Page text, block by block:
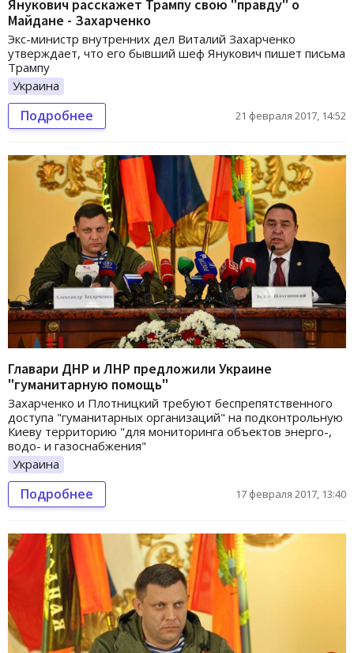
Янукович расскажет Трампу свою "правду" о
Майдане - Захарченко
Экс-министр внутренних дел Виталий Захарченко
утверждает, что его бывший шеф Янукович пишет письма
Трампу
Украина
Подробнее 21 февраля 2017, 14:52
Главари ДНР и ЛНР предложили Украине
"гуманитарную помощь"
Захарченко и Плотницкий требуют беспрепятственного
доступа "гуманитарных организаций" на подконтрольную
Киеву территорию "для мониторинга объектов энерго-,
водо- и газоснабжения"
Украина
Подробнее 17 февраля 2017, 13:40